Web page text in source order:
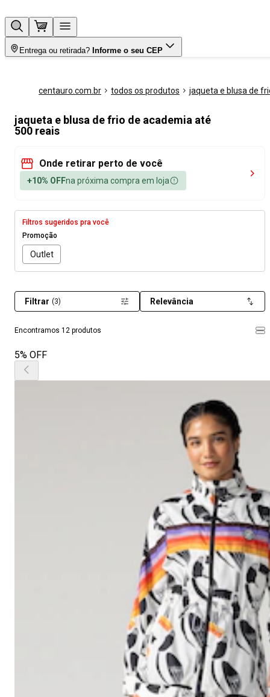
Entrega ou retirada? Informe o seu CEP
centauro.com.br todos os produtos jaqueta e blusa de
jaqueta e blusa de frio de academia até
500 reais
Onde retirar perto de você
+10% OFFna próxima compra em loja
Filtros sugeridos pra você
Promoção
Outlet
Encontramos 12 produtos
Filtrar (3) Relevância
5% OFF